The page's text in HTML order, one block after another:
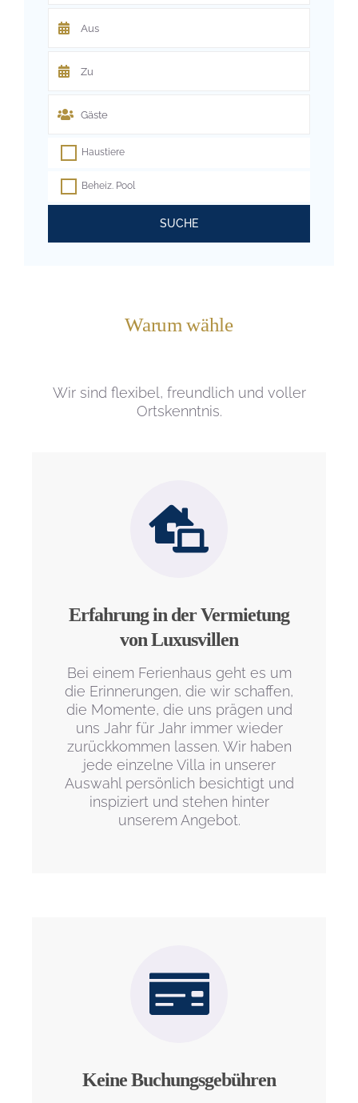
Haustiere
Beheiz. Pool
SUCHE
Warum wähle
Wir sind flexibel, freundlich und voller
Ortskenntnis.
Erfahrung in der Vermietung
von Luxusvillen
Bei einem Ferienhaus geht es um
die Erinnerungen, die wir schaffen,
die Momente, die uns prägen und
uns Jahr für Jahr immer wieder
zurückkommen lassen. Wir haben
jede einzelne Villa in unserer
Auswahl persönlich besichtigt und
inspiziert und stehen hinter
unserem Angebot.
Keine Buchungsgebühren